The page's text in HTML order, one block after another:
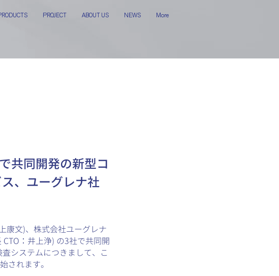
PROJECT ABOUT US NEWS More
共同開発の新型コ
、ユーグレナ社
康文)、株式会社ユーグレナ
：井上浄) の3社で共同開
システムにつきまして、こ
されます。